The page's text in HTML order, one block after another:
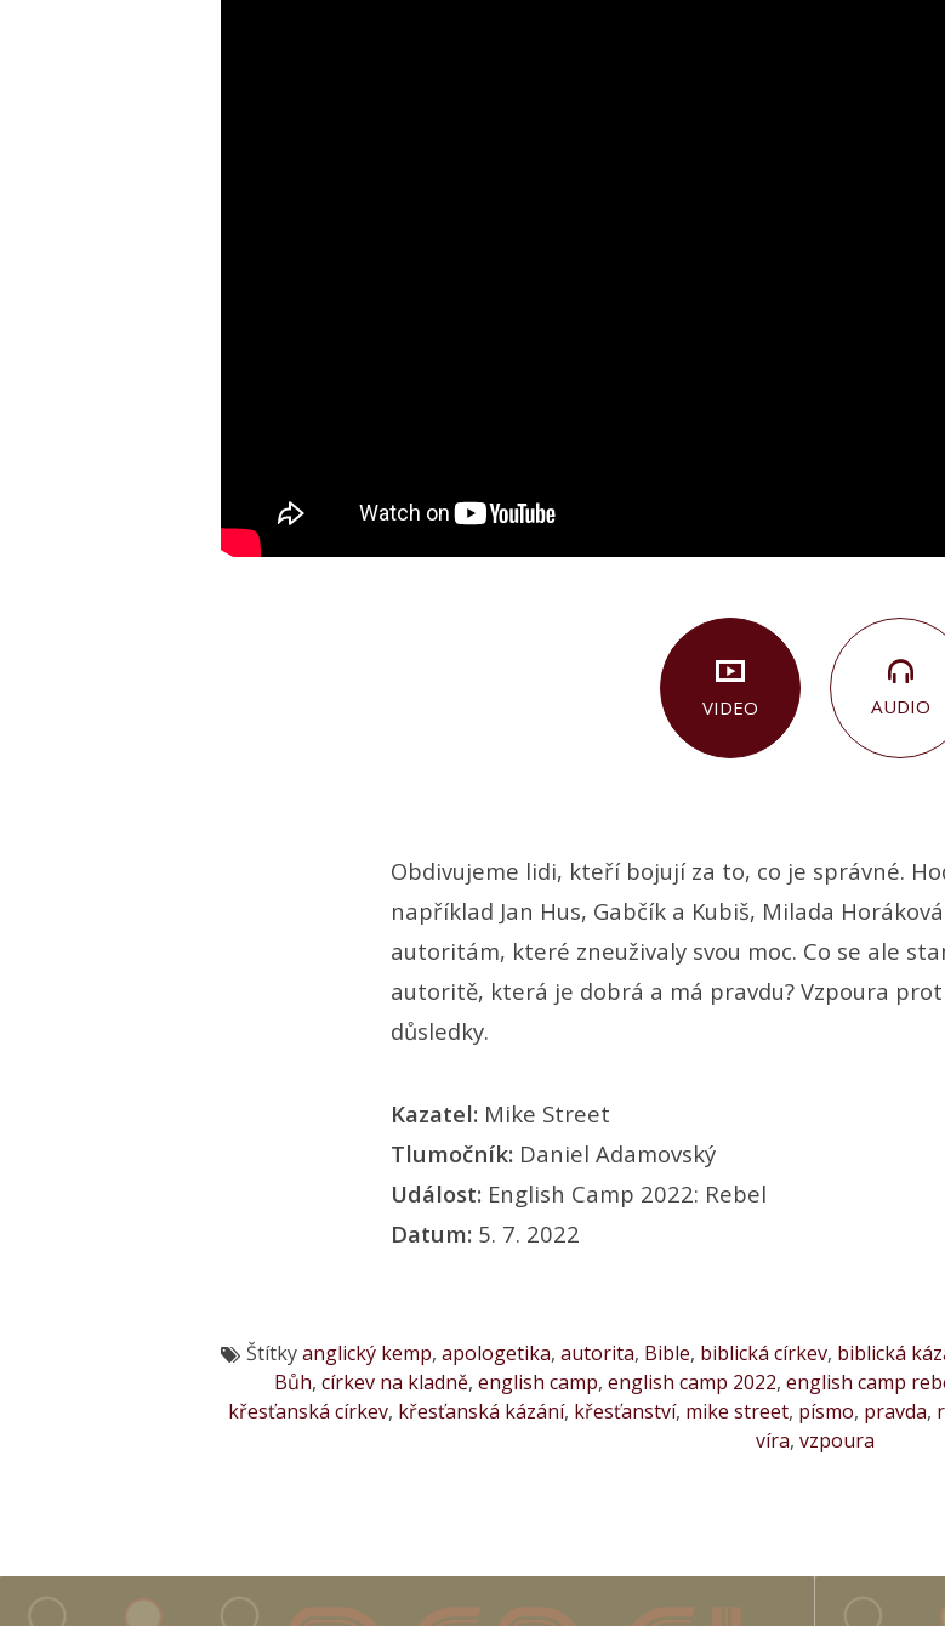
VIDEO AUDIO
Obdivujeme lidi, kteří bojují za to, co je správné.
například Jan Hus, Gabčík a Kubiš, Milada
autoritám, které zneuživaly svou moc. Co se ale
autoritě, která je dobrá a má pravdu? Vzpoura
důsledky.
Kazatel: Mike Street
Tlumočník: Daniel Adamovský
Událost: English Camp 2022: Rebel
Datum: 5. 7. 2022
Štítkyanglický kemp, apologetika, autorita, Bible, biblická církev, biblická
Bůh, církev na kladně, english camp, english camp 2022, english camp
křesťanská církev, křesťanská kázání, křesťanství, mike street, písmo, pravda,
víra, vzpoura